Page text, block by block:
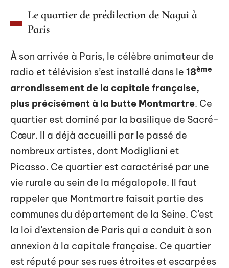
Le quartier de prédilection de Nagui à
Paris
À son arrivée à Paris, le célèbre animateur de
radio et télévision s’est installé dans le 18ème
arrondissement de la capitale française,
plus précisément à la butte Montmartre. Ce
quartier est dominé par la basilique de Sacré-
Cœur. Il a déjà accueilli par le passé de
nombreux artistes, dont Modigliani et
Picasso. Ce quartier est caractérisé par une
vie rurale au sein de la mégalopole. Il faut
rappeler que Montmartre faisait partie des
communes du département de la Seine. C’est
la loi d’extension de Paris qui a conduit à son
annexion à la capitale française. Ce quartier
est réputé pour ses rues étroites et escarpées